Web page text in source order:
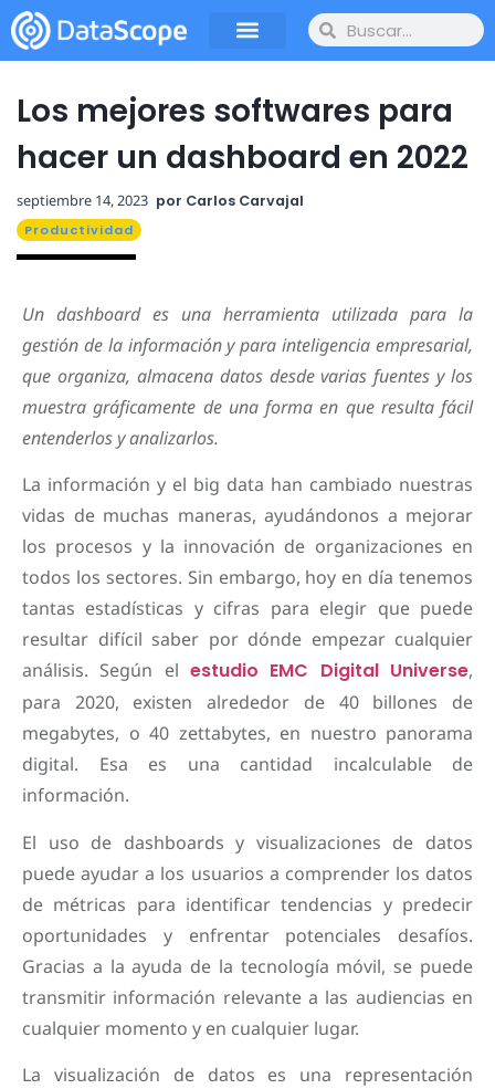
Los mejores softwares para
hacer un dashboard en 2022
septiembre 14, 2023 por Carlos Carvajal
Productividad
Un dashboard es una herramienta utilizada para la
gestión de la información y para inteligencia empresarial,
que organiza, almacena datos desde varias fuentes y los
muestra gráficamente de una forma en que resulta fácil
entenderlos y analizarlos.
La información y el big data han cambiado nuestras
vidas de muchas maneras, ayudándonos a mejorar
los procesos y la innovación de organizaciones en
todos los sectores. Sin embargo, hoy en día tenemos
tantas estadísticas y cifras para elegir que puede
resultar difícil saber por dónde empezar cualquier
análisis. Según el estudio EMC Digital Universe,
para 2020, existen alrededor de 40 billones de
megabytes, o 40 zettabytes, en nuestro panorama
digital. Esa es una cantidad incalculable de
información.
El uso de dashboards y visualizaciones de datos
puede ayudar a los usuarios a comprender los datos
de métricas para identificar tendencias y predecir
oportunidades y enfrentar potenciales desafíos.
Gracias a la ayuda de la tecnología móvil, se puede
transmitir información relevante a las audiencias en
cualquier momento y en cualquier lugar.
La visualización de datos es una representación